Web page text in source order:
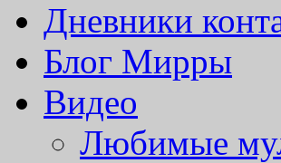
Дневники
Блог Мирры
Видео
Любимые